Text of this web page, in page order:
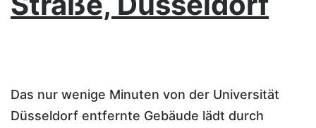
Das nur wenige Minuten von der Universität
Düsseldorf entfernte Gebäude lädt durch